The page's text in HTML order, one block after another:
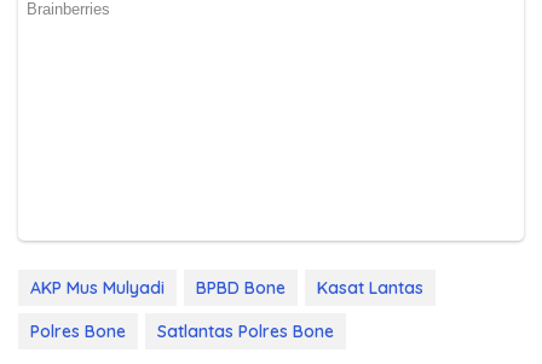
AKP Mus Mulyadi BPBD Bone
Kasat Lantas
Polres Bone
Satlantas Polres Bone